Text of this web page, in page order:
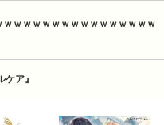
ｗｗｗｗｗｗｗｗｗｗｗｗｗｗｗ
ア』